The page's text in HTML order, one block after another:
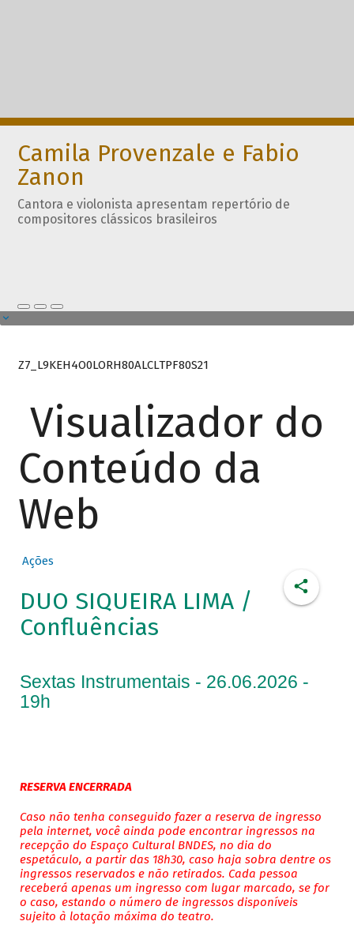
Camila Provenzale e Fabio
Zanon
Cantora e violonista apresentam repertório de
compositores clássicos brasileiros
Z7_L9KEH4O0LORH80ALCLTPF80S21
Visualizador do
Conteúdo da
Web
Ações
DUO SIQUEIRA LIMA /
Confluências
Sextas Instrumentais - 26.06.2026 -
19h
RESERVA ENCERRADA
Caso não tenha conseguido fazer a reserva de ingresso
pela internet, você ainda pode encontrar ingressos na
recepção do Espaço Cultural BNDES, no dia do
espetáculo, a partir das 18h30, caso haja sobra dentre os
ingressos reservados e não retirados. Cada pessoa
receberá apenas um ingresso com lugar marcado, se for
o caso, estando o número de ingressos disponíveis
sujeito à lotação máxima do teatro.